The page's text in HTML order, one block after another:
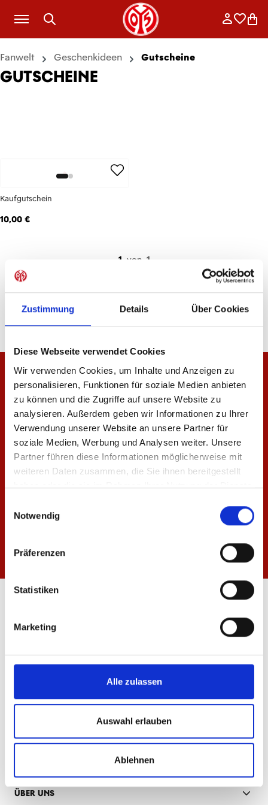
Zustimmung Details Über Cookies
Diese Webseite verwendet Cookies
Wir verwenden Cookies, um Inhalte und Anzeigen zu
personalisieren, Funktionen für soziale Medien anbieten
zu können und die Zugriffe auf unsere Website zu
analysieren. Außerdem geben wir Informationen zu Ihrer
Verwendung unserer Website an unsere Partner für
soziale Medien, Werbung und Analysen weiter. Unsere
Partner führen diese Informationen möglicherweise mit
weiteren Daten zusammen, die Sie ihnen bereitgestellt
haben oder die sie im Rahmen Ihrer Nutzung der Dienste
Notwendig
Präferenzen
Statistiken
Marketing
Alle zulassen
Auswahl erlauben
Ablehnen
Zum Hauptinhalt springen
Fanwelt Geschenkideen Gutscheine
GUTSCHEINE
Kaufgutschein
10,00 €
1 von 1
Mo-Fr: 10:00 - 18:30 Uhr
Mo-Fr: 10:00 - 18:30 Uhr
Sa: 10:00 - 16:00 Uhr
INFORMATIONEN & SERVICE
GUTSCHEINE & MITGLIEDERRABATT
ÜBER UNS